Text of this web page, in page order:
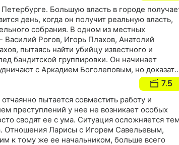
Большую власть в городе
день, когда он получит реальную власть,
собрания. В одном из местных
Рогов, Игорь Плахов, Анатолий
пытаясь найти убийцу известного и
бандитской группировки. Он начинает
с Аркадием Боголеповым, но доказать
все более опасным, и жизнь Плахова под
7.5
пытается совместить работу и
преступлений у нее не возникает особых
сводят ее с ума. Ситуация осложняется
Отношения Ларисы с Игорем Савельевым,
к тому же ее начальником, больше всего